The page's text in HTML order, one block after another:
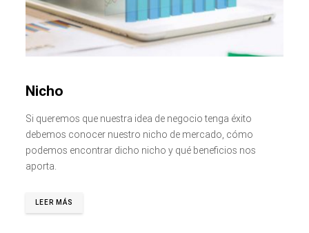
Nicho
Si queremos que nuestra idea de negocio tenga éxito
debemos conocer nuestro nicho de mercado, cómo
podemos encontrar dicho nicho y qué beneficios nos
aporta.
LEER MÁS